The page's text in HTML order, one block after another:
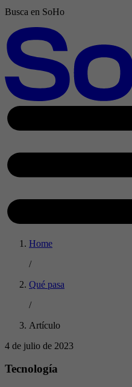
Busca en SoHo
Home
/
Qué pasa
/
Artículo
4 de julio de 2023
Tecnología